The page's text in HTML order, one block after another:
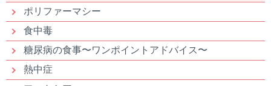
ポリファーマシー
食中毒
糖尿病の食事〜ワンポイントアドバイス〜
熱中症